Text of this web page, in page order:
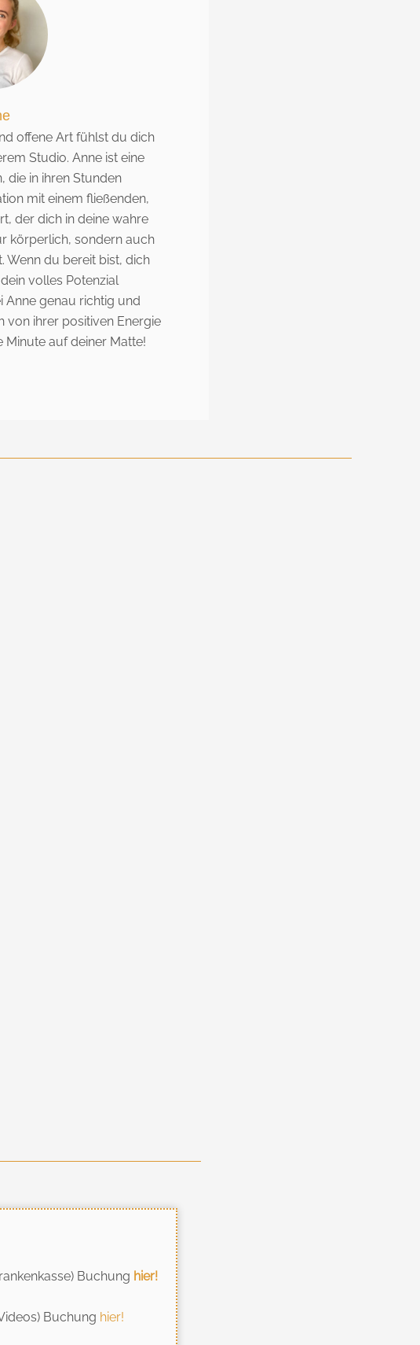
offene Art fühlst du dich
Studio. Anne ist eine
die in ihren Stunden
mit einem fließenden,
der dich in deine wahre
körperlich, sondern auch
Wenn du bereit bist, dich
volles Potenzial
Anne genau richtig und
von ihrer positiven Energie
Minute auf deiner Matte!
Buchung hier!
Buchung hier!